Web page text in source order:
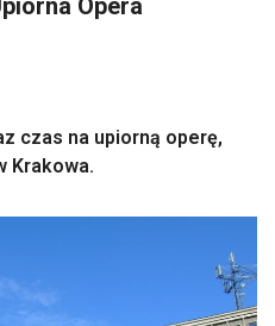
Opera
czas na upiorną operę,
Krakowa.